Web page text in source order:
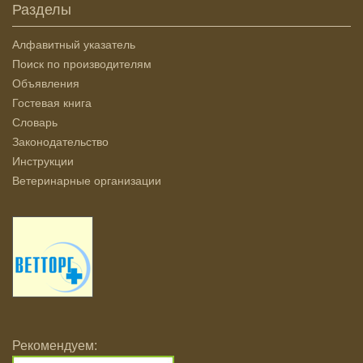
Разделы
Алфавитный указатель
Поиск по производителям
Объявления
Гостевая книга
Словарь
Законодательство
Инструкции
Ветеринарные организации
Рекомендуем: